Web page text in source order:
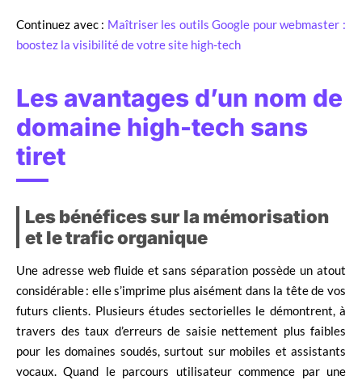
Continuez avec : Maîtriser les outils Google pour webmaster :
boostez la visibilité de votre site high-tech
Les avantages d’un nom de
domaine high-tech sans
tiret
Les bénéfices sur la mémorisation
et le trafic organique
Une adresse web fluide et sans séparation possède un atout
considérable : elle s’imprime plus aisément dans la tête de vos
futurs clients. Plusieurs études sectorielles le démontrent, à
travers des taux d’erreurs de saisie nettement plus faibles
pour les domaines soudés, surtout sur mobiles et assistants
vocaux. Quand le parcours utilisateur commence par une